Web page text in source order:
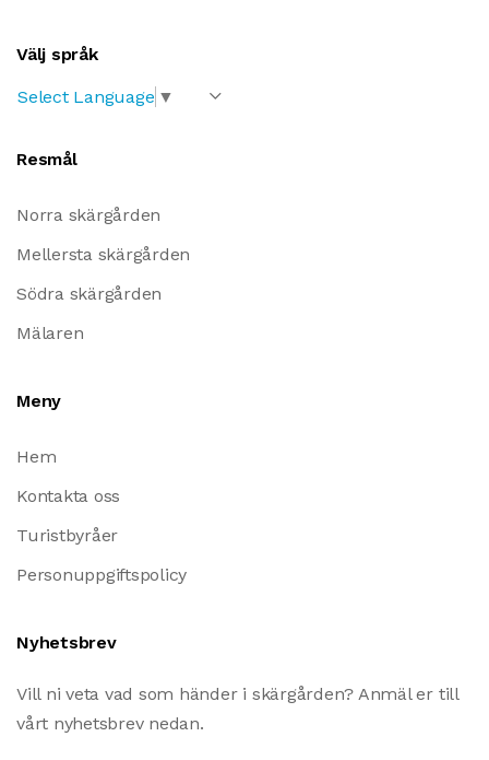
Välj språk
Select Language ▼
Resmål
Norra skärgården
Mellersta skärgården
Södra skärgården
Mälaren
Meny
Hem
Kontakta oss
Turistbyråer
Personuppgiftspolicy
Nyhetsbrev
Vill ni veta vad som händer i skärgården? Anmäl er till
vårt nyhetsbrev nedan.